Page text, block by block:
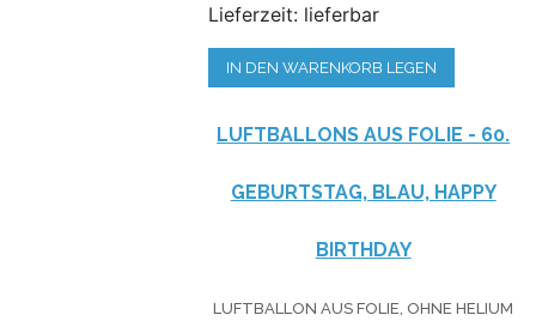
Lieferzeit: lieferbar
IN DEN WARENKORB LEGEN
LUFTBALLONS AUS FOLIE - 60.
GEBURTSTAG, BLAU, HAPPY
BIRTHDAY
LUFTBALLON AUS FOLIE, OHNE HELIUM